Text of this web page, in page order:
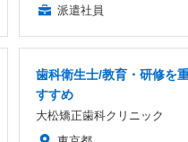
派遣社員
歯科衛生士/教育・研修を
すすめ
大松矯正歯科クリニック